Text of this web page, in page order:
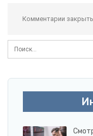
Комментарии